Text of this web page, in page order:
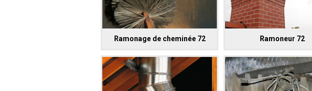
Ramonage de cheminée 72 Ramoneur 72